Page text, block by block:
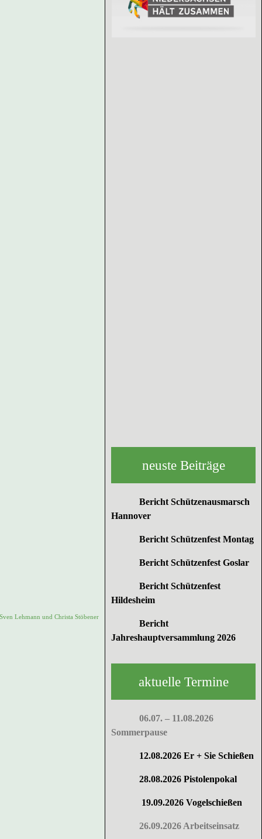
Lehmann und Christa Stöbener
neuste Beiträge
Bericht Schützenausmarsch
Hannover
Bericht Schützenfest Montag
Bericht Schützenfest Goslar
Bericht Schützenfest
Hildesheim
Bericht
Jahreshauptversammlung 2026
aktuelle Termine
06.07. – 11.08.2026
Sommerpause
12.08.2026 Er + Sie Schießen
28.08.2026 Pistolenpokal
19.09.2026 Vogelschießen
26.09.2026 Arbeitseinsatz